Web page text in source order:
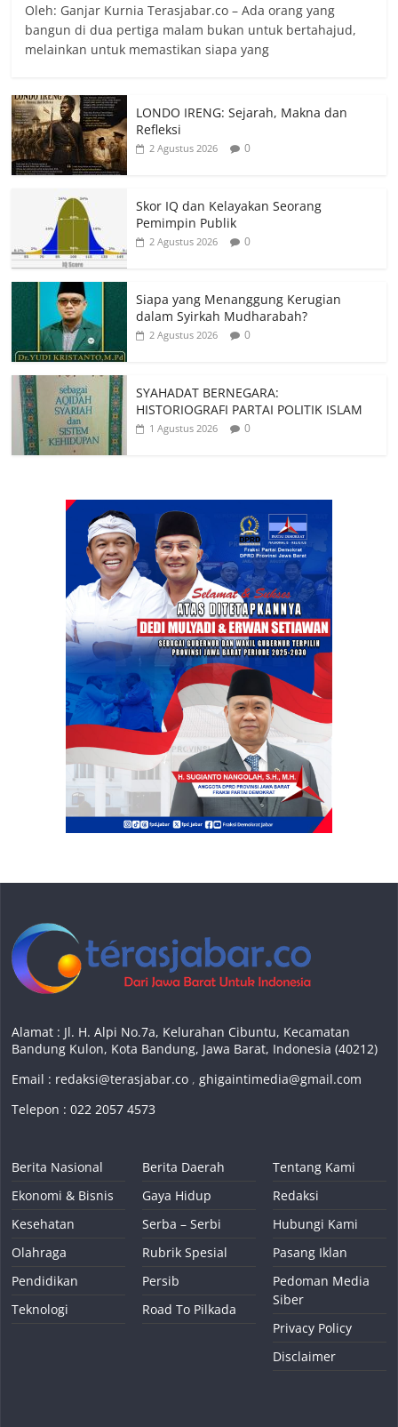
Oleh: Ganjar Kurnia Terasjabar.co – Ada orang yang
bangun di dua pertiga malam bukan untuk bertahajud,
melainkan untuk memastikan siapa yang
LONDO IRENG: Sejarah, Makna dan
Refleksi
2 Agustus 2026 0
Skor IQ dan Kelayakan Seorang
Pemimpin Publik
2 Agustus 2026 0
Siapa yang Menanggung Kerugian
dalam Syirkah Mudharabah?
2 Agustus 2026 0
SYAHADAT BERNEGARA:
HISTORIOGRAFI PARTAI POLITIK ISLAM
1 Agustus 2026 0
Alamat : Jl. H. Alpi No.7a, Kelurahan Cibuntu, Kecamatan
Bandung Kulon, Kota Bandung, Jawa Barat, Indonesia (40212)
Email : redaksi@terasjabar.co ,ghigaintimedia@gmail.com
Telepon : 022 2057 4573
Berita Nasional
Ekonomi & Bisnis
Kesehatan
Olahraga
Pendidikan
Teknologi
Berita Daerah
Gaya Hidup
Serba – Serbi
Rubrik Spesial
Persib
Road To Pilkada
Tentang Kami
Redaksi
Hubungi Kami
Pasang Iklan
Pedoman Media
Siber
Privacy Policy
Disclaimer